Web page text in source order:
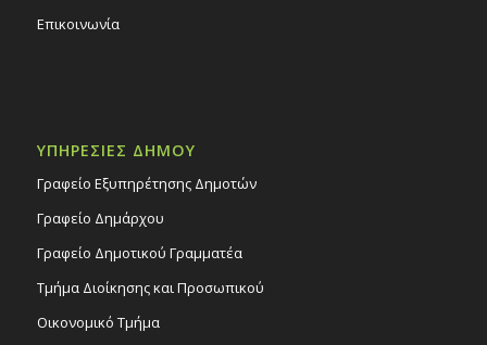
Επικοινωνία
ΥΠΗΡΕΣΙΕΣ ΔΗΜΟΥ
Γραφείο Εξυπηρέτησης Δημοτών
Γραφείο Δημάρχου
Γραφείο Δημοτικού Γραμματέα
Τμήμα Διοίκησης και Προσωπικού
Οικονομικό Τμήμα